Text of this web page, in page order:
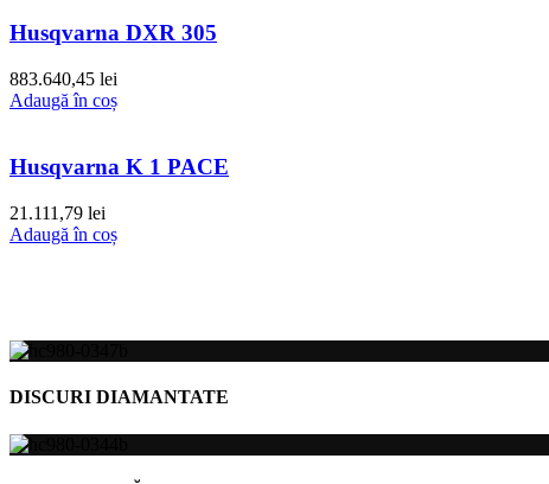
Husqvarna DXR 305
883.640,45 lei
Adaugă în coș
Husqvarna K 1 PACE
21.111,79 lei
Adaugă în coș
DISCURI DIAMANTATE